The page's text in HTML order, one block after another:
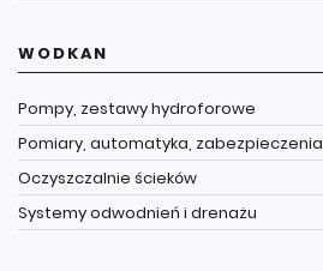
WODKAN
Pompy, zestawy hydroforowe
Pomiary, automatyka, zabezpieczenia
Oczyszczalnie ścieków
Systemy odwodnień i drenażu